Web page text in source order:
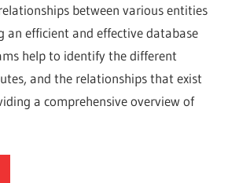
between various entities
an efficient and effective database
help to identify the different
and the relationships that exist
a comprehensive overview of